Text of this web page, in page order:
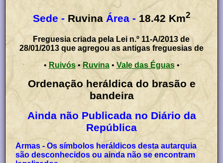
Sede - Ruvina Área - 18.42 Km2
Freguesia criada pela Lei n.º 11-A/2013 de
28/01/2013 que agregou as antigas freguesias de
• Ruivós•Ruvina• Vale das Éguas•
Ordenação heráldica do brasão e
bandeira
Ainda não Publicada no Diário da
República
Armas - Os símbolos heráldicos desta autarquia
são desconhecidos ou ainda não se encontram